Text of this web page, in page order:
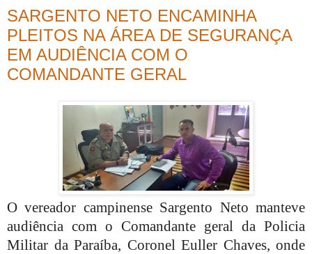
SARGENTO NETO ENCAMINHA
PLEITOS NA ÁREA DE SEGURANÇA
EM AUDIÊNCIA COM O
COMANDANTE GERAL
O vereador campinense Sargento Neto manteve
audiência com o Comandante geral da Policia
Militar da Paraíba, Coronel Euller Chaves, onde